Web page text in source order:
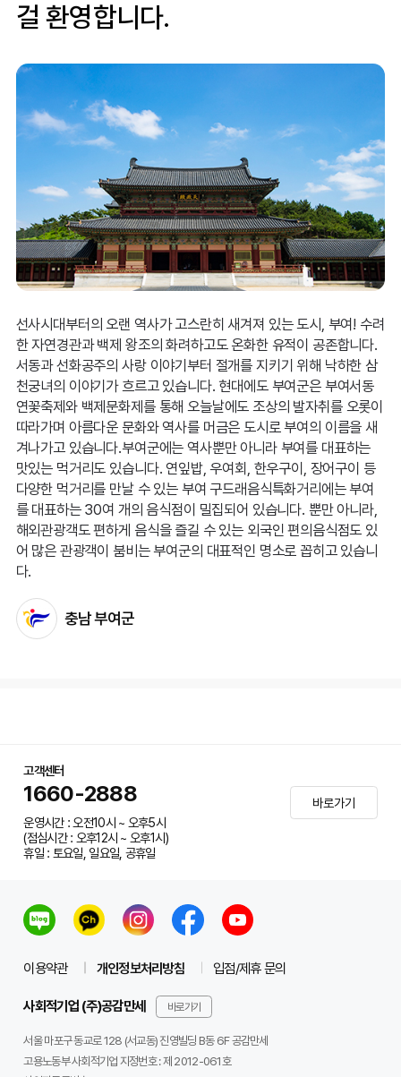
걸 환영합니다.
선사시대부터의 오랜 역사가 고스란히 새겨져 있는 도시, 부여! 수려
한 자연경관과 백제 왕조의 화려하고도 온화한 유적이 공존합니다.
서동과 선화공주의 사랑 이야기부터 절개를 지키기 위해 낙하한 삼
천궁녀의 이야기가 흐르고 있습니다. 현대에도 부여군은 부여서동
연꽃축제와 백제문화제를 통해 오늘날에도 조상의 발자취를 오롯이
따라가며 아름다운 문화와 역사를 머금은 도시로 부여의 이름을 새
겨나가고 있습니다.부여군에는 역사뿐만 아니라 부여를 대표하는
맛있는 먹거리도 있습니다. 연잎밥, 우여회, 한우구이, 장어구이 등
다양한 먹거리를 만날 수 있는 부여 구드래음식특화거리에는 부여
를 대표하는 30여 개의 음식점이 밀집되어 있습니다. 뿐만 아니라,
해외관광객도 편하게 음식을 즐길 수 있는 외국인 편의음식점도 있
어 많은 관광객이 붐비는 부여군의 대표적인 명소로 꼽히고 있습니
다.
충남 부여군
고객센터
1660-2888
운영시간 : 오전10시 ~ 오후5시
(점심시간 : 오후12시 ~ 오후1시)
휴일 : 토요일, 일요일, 공휴일
바로가기
이용약관 개인정보처리방침 입점/제휴 문의
사회적기업 (주)공감만세 바로가기
서울 마포구 동교로 128 (서교동) 진영빌딩 B동 6F 공감만세
고용노동부 사회적기업 지정번호 : 제 2012-061호